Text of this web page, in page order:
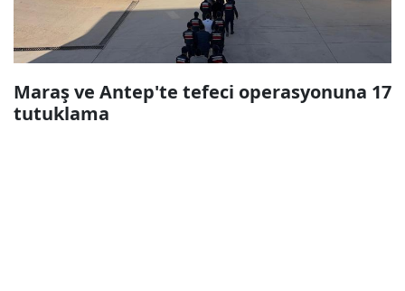
Maraş ve Antep'te tefeci operasyonuna 17
tutuklama